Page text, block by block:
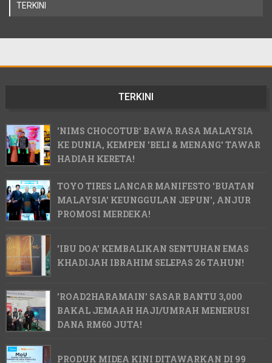
TERKINI
TERKINI
'NIMS CHOCOTUB' BAWA RASA MALAYSIA
KE DUNIA, KEMPEN 'BELI & MENANG' TAWAR
HADIAH KERETA!
TOYO TIRES LANCAR MANIFESTO 'BUATAN
MALAYSIA' KEUNGGULAN JEPUN', ANJUR
PROMOSI MERDEKA!
'IBU DOA' KEMBALIKAN SENTUHAN EMAS
KHADIJAH IBRAHIM SELEPAS 26 TAHUN!
'ROAD2HARAMAIN' SASAR BANTU 3,000
BAKAL JEMAAH HAJI/UMRAH MENERUSI
DANA RM60 JUTA!
PRODUK MIDEA KINI DITAWARKAN DI 99